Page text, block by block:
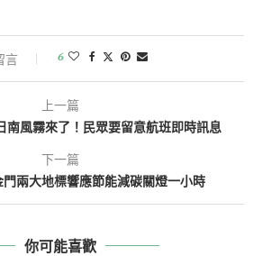
言 6
上一篇
風霧來了！民眾要留意航班即時訊息
下一篇
兩大地標響應節能減碳關燈一小時
你可能喜歡